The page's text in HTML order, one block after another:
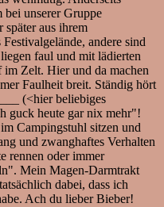
bei unserer Gruppe
später aus ihrem
andere sind
faul und mit lädierten
Zelt. Hier und da machen
Faulheit breit. Ständig hört
(<hier beliebiges
guck heute gar nix mehr"!
Campingstuhl sitzen und
und zwanghaftes Verhalten
rennen oder immer
Mein Magen-Darmtrakt
dabei, dass ich
Ach du lieber Bieber!